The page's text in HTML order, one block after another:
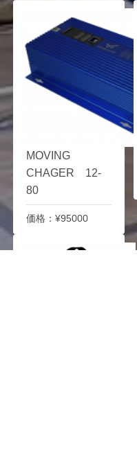
MOVING
CHAGER 12-
80
価格：¥95000